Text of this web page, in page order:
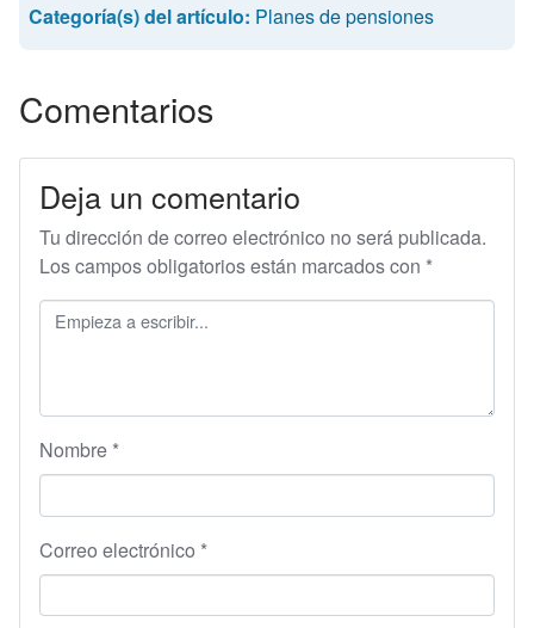
Categoría(s) del artículo: Planes de pensiones
Comentarios
Deja un comentario
Tu dirección de correo electrónico no será publicada.
Los campos obligatorios están marcados con *
Nombre *
Correo electrónico *